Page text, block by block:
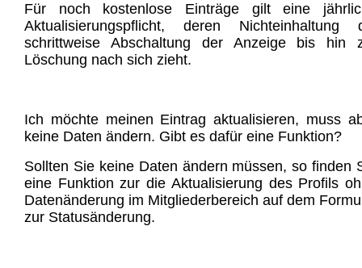
Für noch kostenlose Einträge gilt eine
Aktualisierungspflicht, deren Nichteinhaltung
schrittweise Abschaltung der Anzeige bis hin
Löschung nach sich zieht.
Ich möchte meinen Eintrag aktualisieren, muss
keine Daten ändern. Gibt es dafür eine Funktion?
Sollten Sie keine Daten ändern müssen, so finden
eine Funktion zur die Aktualisierung des Profils
Datenänderung im Mitgliederbereich auf dem
zur Statusänderung.